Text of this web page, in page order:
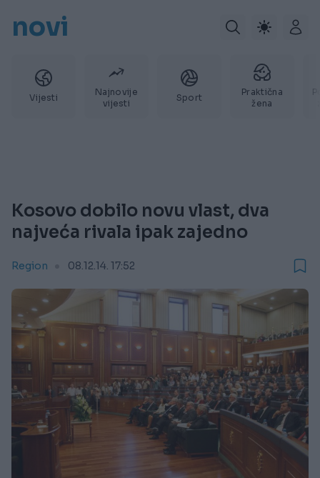
novi
Vijesti
Najnovije
vijesti
Sport
Praktična
žena
Kosovo dobilo novu vlast, dva
najveća rivala ipak zajedno
Region 08.12.14. 17:52